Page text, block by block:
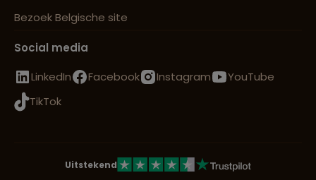
Bezoek Belgische site
Social media
LinkedIn
Facebook Instagram
YouTube
TikTok
Uitstekend